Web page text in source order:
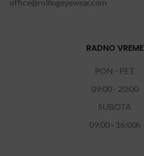
office@rollingeyewear.com
RADNO VREME
PON - PET
09:00 - 20:00
SUBOTA
09:00 - 16:00h